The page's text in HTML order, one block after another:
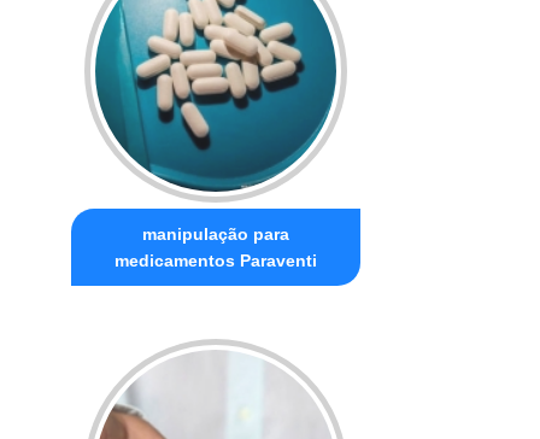
manipulação para
medicamentos Paraventi